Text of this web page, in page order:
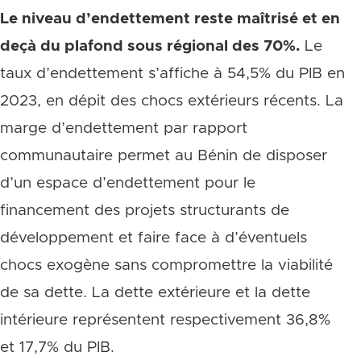
Le niveau d’endettement reste maîtrisé et en
deçà du plafond sous régional des 70%. Le
taux d’endettement s’affiche à 54,5% du PIB en
2023, en dépit des chocs extérieurs récents. La
marge d’endettement par rapport
communautaire permet au Bénin de disposer
d’un espace d’endettement pour le
financement des projets structurants de
développement et faire face à d’éventuels
chocs exogène sans compromettre la viabilité
de sa dette. La dette extérieure et la dette
intérieure représentent respectivement 36,8%
et 17,7% du PIB.